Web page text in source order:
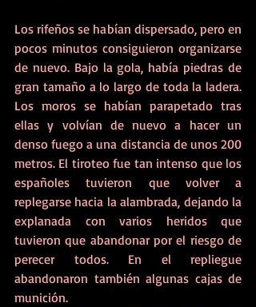
Los rifeños se habían dispersado, pero en
pocos minutos consiguieron organizarse
de nuevo. Bajo la gola, había piedras de
gran tamaño a lo largo de toda la ladera.
Los moros se habían parapetado tras
ellas y volvían de nuevo a hacer un
denso fuego a una distancia de unos 200
metros. El tiroteo fue tan intenso que los
españoles tuvieron que volver a
replegarse hacia la alambrada, dejando la
explanada con varios heridos que
tuvieron que abandonar por el riesgo de
perecer todos. En el repliegue
abandonaron también algunas cajas de
munición.